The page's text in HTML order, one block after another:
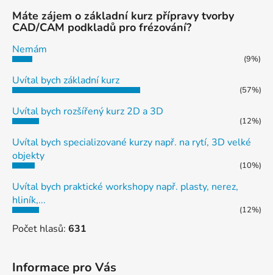
Máte zájem o základní kurz přípravy tvorby
CAD/CAM podkladů pro frézování?
Nemám
(9%)
Uvítal bych základní kurz
(57%)
Uvítal bych rozšířený kurz 2D a 3D
(12%)
Uvítal bych specializované kurzy např. na rytí, 3D velké
objekty
(10%)
Uvítal bych praktické workshopy např. plasty, nerez,
hliník,...
(12%)
Počet hlasů: 631
Informace pro Vás